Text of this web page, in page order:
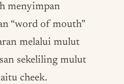
menyimpan
“word of mouth”
melalui mulut
sekeliling mulut
cheek.